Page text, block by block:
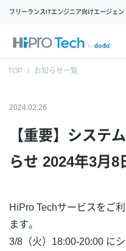
フリーランスITエンジニア向けエージェン
TOP お知らせ一覧
2024.02.26
【重要】システ
らせ 2024年3月
HiPro Techサービスをご
ます。
3/8（火）18:00-20:00 に